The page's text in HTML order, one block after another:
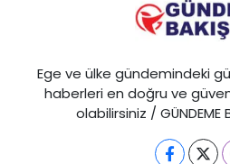
Ege ve ülke gündemindeki
haberleri en doğru ve
olabilirsiniz / GÜNDEME